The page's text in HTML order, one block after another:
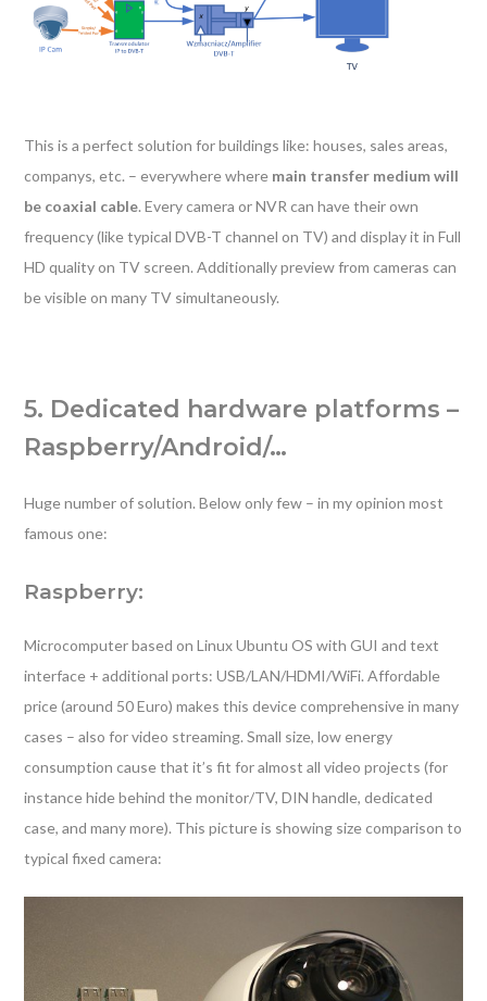
This is a perfect solution for buildings like: houses, sales areas,
companys, etc. – everywhere where main transfer medium will
be coaxial cable. Every camera or NVR can have their own
frequency (like typical DVB-T channel on TV) and display it in Full
HD quality on TV screen. Additionally preview from cameras can
be visible on many TV simultaneously.
5. Dedicated hardware platforms –
Raspberry/Android/…
Huge number of solution. Below only few – in my opinion most
famous one:
Raspberry:
Microcomputer based on Linux Ubuntu OS with GUI and text
interface + additional ports: USB/LAN/HDMI/WiFi. Affordable
price (around 50 Euro) makes this device comprehensive in many
cases – also for video streaming. Small size, low energy
consumption cause that it’s fit for almost all video projects (for
instance hide behind the monitor/TV, DIN handle, dedicated
case, and many more). This picture is showing size comparison to
typical fixed camera: